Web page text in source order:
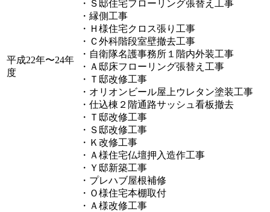
平成22年〜24年
度
・Ｓ邸住宅フローリング張替え工事
・縁側工事
・Ｈ様住宅クロス張り工事
・Ｃ外科階段室壁撤去工事
・自衛隊名護事務所１階内外装工事
・Ａ邸床フローリング張替え工事
・Ｔ邸改修工事
・オリオンビール屋上ウレタン塗装工事
・仕込棟２階通路サッシュ看板撤去
・Ｔ邸改修工事
・Ｓ邸改修工事
・Ｋ改修工事
・Ａ様住宅仏壇押入造作工事
・Ｙ邸新築工事
・プレハブ屋根補修
・Ｏ様住宅本棚取付
・Ａ様改修工事